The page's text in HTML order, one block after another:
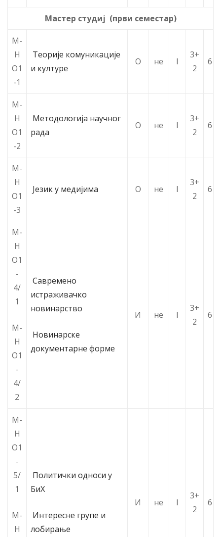
Мастер студиј (први семестар)
М-
Н
О1
-1
Теорије комуникације
и културе
О не I
3+
2
6
М-
Н
О1
-2
Методологија научног
рада
О не I
3+
2
6
М-
Н
О1
-3
Језик у медијима О не I
3+
2
6
М-
Н
О1
-
4/
1
М-
Н
О1
-
4/
2
Савремено
истраживачко
новинарство
Новинарске
документарне форме
И не I
3+
2
6
М-
Н
О1
-
5/
1
М-
Н
Политички односи у
БиХ
Интересне групе и
лобирање
И не I
3+
2
6